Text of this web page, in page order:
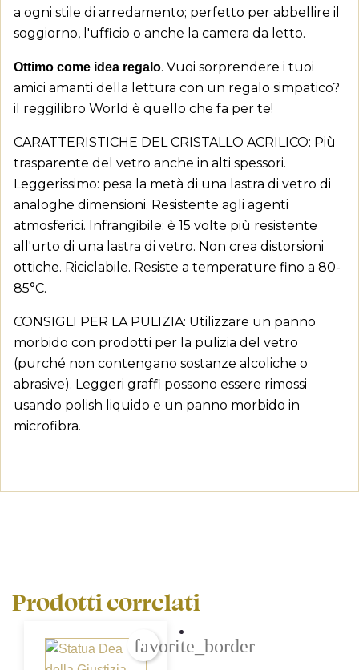
a ogni stile di arredamento; perfetto per abbellire il
soggiorno, l'ufficio o anche la camera da letto.
Ottimo come idea regalo. Vuoi sorprendere i tuoi
amici amanti della lettura con un regalo simpatico?
il reggilibro World è quello che fa per te!
CARATTERISTICHE DEL CRISTALLO ACRILICO: Più
trasparente del vetro anche in alti spessori.
Leggerissimo: pesa la metà di una lastra di vetro di
analoghe dimensioni. Resistente agli agenti
atmosferici. Infrangibile: è 15 volte più resistente
all'urto di una lastra di vetro. Non crea distorsioni
ottiche. Riciclabile. Resiste a temperature fino a 80-
85°C.
CONSIGLI PER LA PULIZIA: Utilizzare un panno
morbido con prodotti per la pulizia del vetro
(purché non contengano sostanze alcoliche o
abrasive). Leggeri graffi possono essere rimossi
usando polish liquido e un panno morbido in
microfibra.
Prodotti correlati
favorite_border